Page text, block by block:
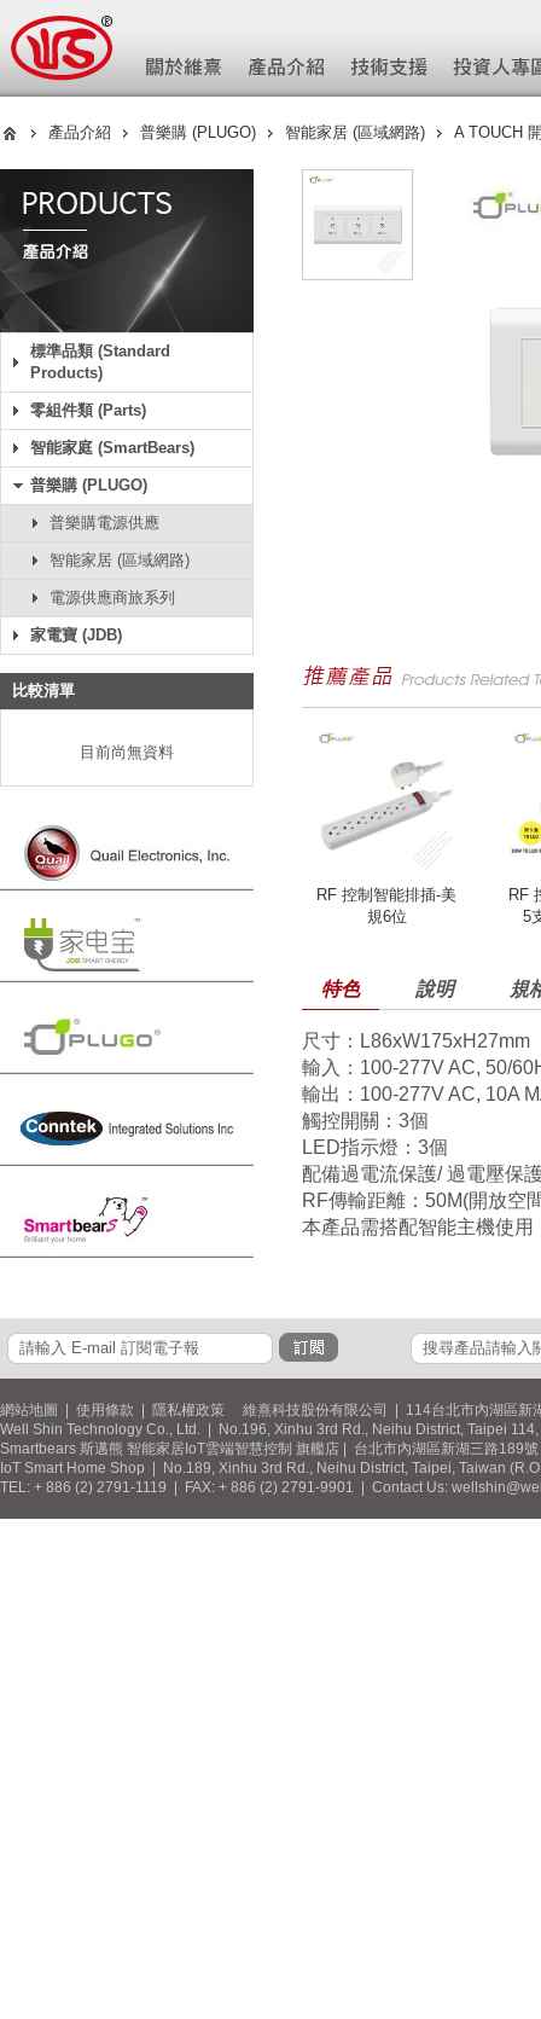
產品介紹 普樂購 (PLUGO) 智能家居 (區域網路) A TOUCH
標準品類 (Standard
Products)
零組件類 (Parts)
智能家庭 (SmartBears)
普樂購 (PLUGO)
普樂購電源供應
智能家居 (區域網路)
電源供應商旅系列
家電寶 (JDB)
比較清單
目前尚無資料
RF 控制智能排插-美
規6位
RF
5
特色 說明 規
尺寸：L86xW175xH27mm
輸入：100-277V AC, 50/
輸出：100-277V AC, 10A
觸控開關：3個
LED指示燈：3個
配備過電流保護/ 過電壓保
RF傳輸距離：50M(開放空
本產品需搭配智能主機使用
網站地圖 使用條款 隱私權政策 維熹科技股份有限公司 | 114台北市內湖區新
Well Shin Technology Co., Ltd. | No.196, Xinhu 3rd Rd., Neihu District, Taipei
Smartbears 斯邁熊 智能家居IoT雲端智慧控制 旗艦店 | 台北市內湖區新湖三路189
IoT Smart Home Shop | No.189, Xinhu 3rd Rd., Neihu District, Taipei, Taiwan
TEL: + 886 (2) 2791-1119 | FAX: + 886 (2) 2791-9901 | Contact Us: